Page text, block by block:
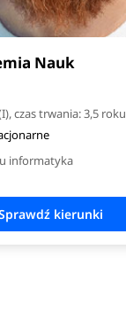
Nauk
czas trwania: 3,5 roku
informatyka